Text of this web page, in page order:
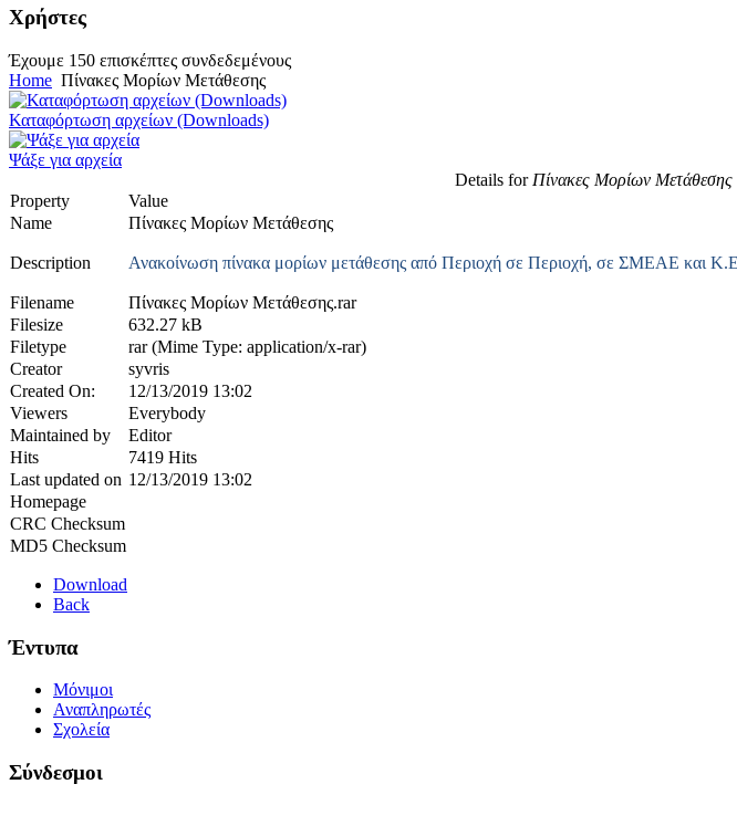
Χρήστες
Έχουμε 150 επισκέπτες συνδεδεμένους
Home Πίνακες Μορίων Μετάθεσης
Καταφόρτωση αρχείων (Downloads)
Ψάξε για αρχεία
Details forΠίνακες Μορίων Μετάθεσης
Property
Value
Name
Πίνακες Μορίων Μετάθεσης
Description Ανακοίνωση πίνακα μορίων μετάθεσης από Περιοχή σε Περιοχή, σε ΣΜΕΑΕ και
Filename
Πίνακες Μορίων Μετάθεσης.rar
Filesize
632.27 kB
Filetype
rar (Mime Type: application/x-rar)
Creator
syvris
Created On:
12/13/2019 13:02
Viewers
Everybody
Maintained by
Editor
Hits
7419 Hits
Last updated on 12/13/2019 13:02
Homepage
CRC Checksum
MD5 Checksum
Download
Back
Έντυπα
Μόνιμοι
Αναπληρωτές
Σχολεία
Σύνδεσμοι